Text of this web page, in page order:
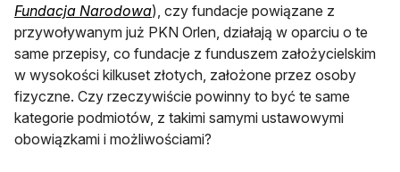
Fundacja Narodowaotwiera się w nowej karcie
), czy fundacje powiązane z
przywoływanym już PKN Orlen, działają w oparciu o te
same przepisy, co fundacje z funduszem założycielskim
w wysokości kilkuset złotych, założone przez osoby
fizyczne. Czy rzeczywiście powinny to być te same
kategorie podmiotów, z takimi samymi ustawowymi
obowiązkami i możliwościami?